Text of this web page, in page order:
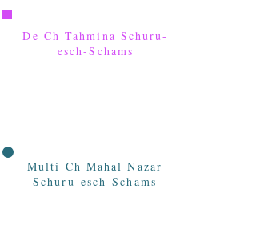
De Ch Tahmina Schuru-
esch-Schams
Multi Ch Mahal Nazar
Schuru-esch-Schams